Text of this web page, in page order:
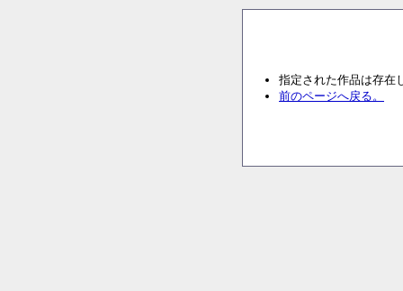
指定された作品は存在
前のページへ戻る。